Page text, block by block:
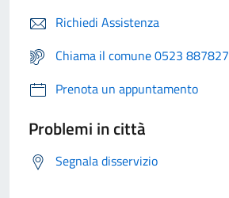
Richiedi Assistenza
Chiama il comune 0523 887827
Prenota un appuntamento
Problemi in città
Segnala disservizio